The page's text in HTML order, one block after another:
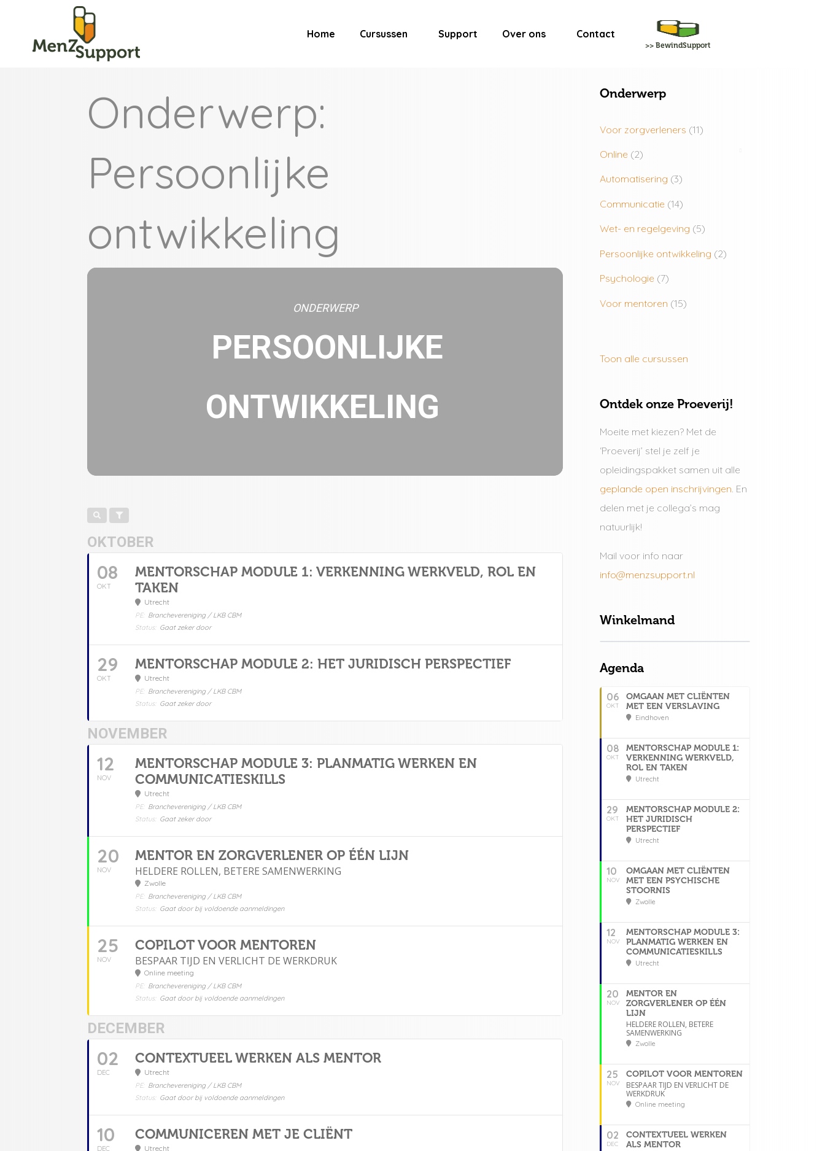
Home Cursussen Support Over ons Contact
>> BewindSupport
Onderwerp:
Persoonlijke
ontwikkeling
ONDERWERP
PERSOONLIJKE
ONTWIKKELING
OKTOBER
08
OKT
MENTORSCHAP MODULE 1: VERKENNING WERKVELD, ROL EN
TAKEN
Utrecht
PE: Branchevereniging / LKB CBM
Status:
Gaat zeker door
29
OKT
MENTORSCHAP MODULE 2: HET JURIDISCH PERSPECTIEF
Utrecht
PE: Branchevereniging / LKB CBM
Status:
Gaat zeker door
NOVEMBER
12
NOV
MENTORSCHAP MODULE 3: PLANMATIG WERKEN EN
COMMUNICATIESKILLS
Utrecht
PE: Branchevereniging / LKB CBM
Status:
Gaat zeker door
20
NOV
MENTOR EN ZORGVERLENER OP ÉÉN LIJN
HELDERE ROLLEN, BETERE SAMENWERKING
Zwolle
PE: Branchevereniging / LKB CBM
Status:
Gaat door bij voldoende aanmeldingen
25
NOV
COPILOT VOOR MENTOREN
BESPAAR TIJD EN VERLICHT DE WERKDRUK
Online meeting
PE: Branchevereniging / LKB CBM
Status:
Gaat door bij voldoende aanmeldingen
DECEMBER
02
DEC
CONTEXTUEEL WERKEN ALS MENTOR
Utrecht
PE: Branchevereniging / LKB CBM
Status:
Gaat door bij voldoende aanmeldingen
10
DEC
COMMUNICEREN MET JE CLIËNT
Utrecht
Onderwerp
Voor zorgverleners (11)
Online (2)
Automatisering (3)
Communicatie (14)
Wet- en regelgeving (5)
Persoonlijke ontwikkeling (2)
Psychologie (7)
Voor mentoren (15)
Toon alle cursussen
Ontdek onze Proeverij!
Moeite met kiezen? Met de
‘Proeverij’ stel je zelf je
opleidingspakket samen uit alle
geplande open inschrijvingen. En
delen met je collega’s mag
natuurlijk!
Mail voor info naar
info@menzsupport.nl
Winkelmand
Agenda
06
OKT
OMGAAN MET CLIËNTEN
MET EEN VERSLAVING
Eindhoven
08
OKT
MENTORSCHAP MODULE 1:
VERKENNING WERKVELD,
ROL EN TAKEN
Utrecht
29
OKT
MENTORSCHAP MODULE 2:
HET JURIDISCH
PERSPECTIEF
Utrecht
10
NOV
OMGAAN MET CLIËNTEN
MET EEN PSYCHISCHE
STOORNIS
Zwolle
12
NOV
MENTORSCHAP MODULE 3:
PLANMATIG WERKEN EN
COMMUNICATIESKILLS
Utrecht
20
NOV
MENTOR EN
ZORGVERLENER OP ÉÉN
LIJN
HELDERE ROLLEN, BETERE
SAMENWERKING
Zwolle
25
NOV
COPILOT VOOR MENTOREN
BESPAAR TIJD EN VERLICHT DE
WERKDRUK
Online meeting
02
DEC
CONTEXTUEEL WERKEN
ALS MENTOR